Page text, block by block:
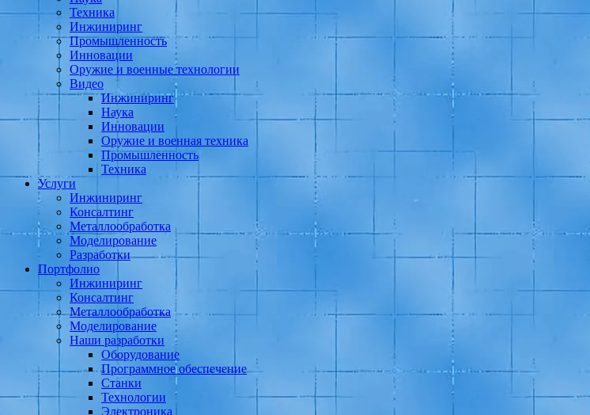
Техника
Инжиниринг
Промышленность
Инновации
Оружие и военные технологии
Видео
Инжиниринг
Наука
Инновации
Оружие и военная техника
Промышленность
Техника
Услуги
Инжиниринг
Консалтинг
Металлообработка
Моделирование
Разработки
Портфолио
Инжиниринг
Консалтинг
Металлообработка
Моделирование
Наши разработки
Оборудование
Программное обеспечение
Станки
Технологии
Электроника